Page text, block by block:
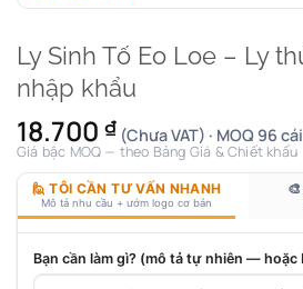
Ly Sinh Tố Eo Loe – Ly
nhập khẩu
18.700 ₫ (Chưa VAT) · MOQ 96
Giá bậc MOQ — theo Bảng Giá & Chiết khấu
🙋 TÔI CẦN TƯ VẤN NHANH
Mô tả nhu cầu + ướm logo cơ bản
Bạn cần làm gì? (mô tả tự nhiên — hoặc